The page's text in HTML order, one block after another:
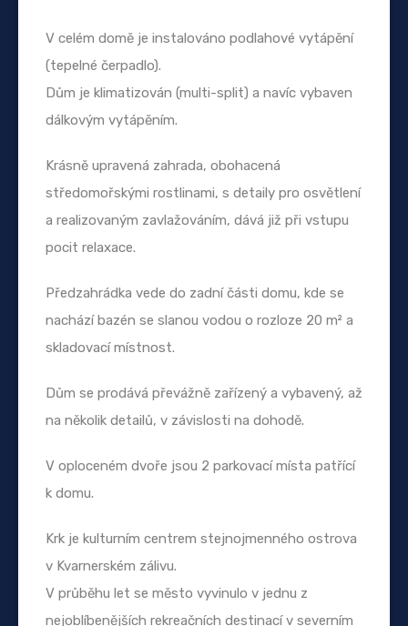
V celém domě je instalováno podlahové vytápění
(tepelné čerpadlo).
Dům je klimatizován (multi-split) a navíc vybaven
dálkovým vytápěním.
Krásně upravená zahrada, obohacená
středomořskými rostlinami, s detaily pro osvětlení
a realizovaným zavlažováním, dává již při vstupu
pocit relaxace.
Předzahrádka vede do zadní části domu, kde se
nachází bazén se slanou vodou o rozloze 20 m² a
skladovací místnost.
Dům se prodává převážně zařízený a vybavený, až
na několik detailů, v závislosti na dohodě.
V oploceném dvoře jsou 2 parkovací místa patřící
k domu.
Krk je kulturním centrem stejnojmenného ostrova
v Kvarnerském zálivu.
V průběhu let se město vyvinulo v jednu z
nejoblíbenějších rekreačních destinací v severním